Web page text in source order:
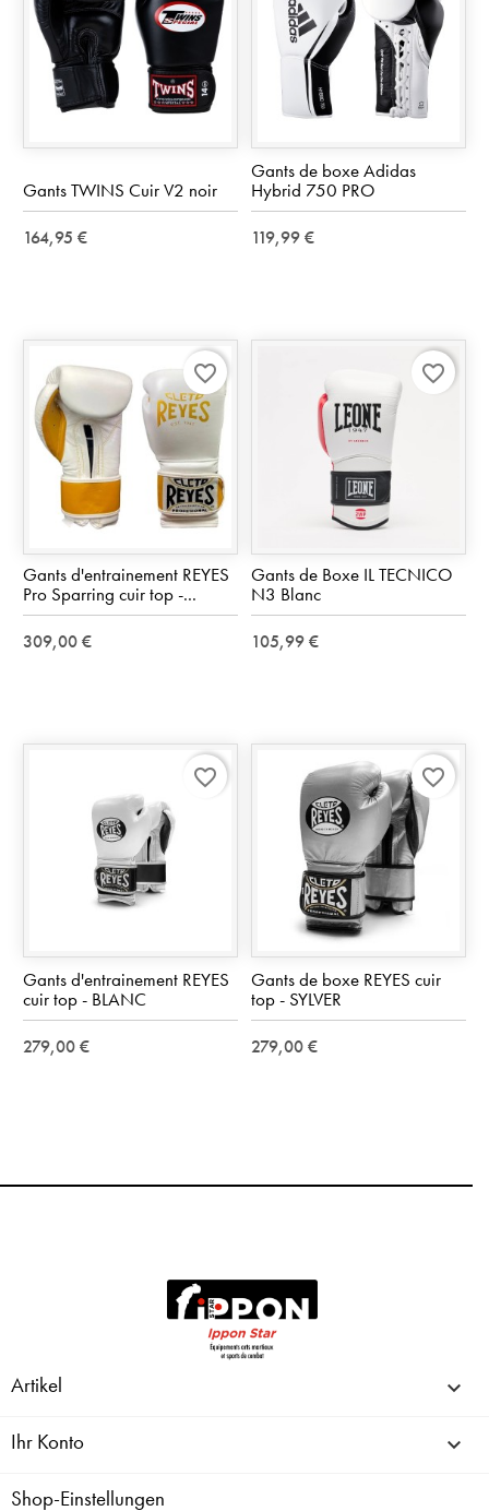
Gants TWINS Cuir V2 noir
164,95 €
Gants de boxe Adidas
Hybrid 750 PRO
119,99 €
Gants d'entrainement REYES
Pro Sparring cuir top -...
309,00 €
favorite_border
Gants de Boxe IL TECNICO
N3 Blanc
105,99 €
favorite_border
Gants d'entrainement REYES
cuir top - BLANC
279,00 €
favorite_border
Gants de boxe REYES cuir
top - SYLVER
279,00 €
favorite_border
Artikel 
Ihr Konto 
Shop-Einstellungen